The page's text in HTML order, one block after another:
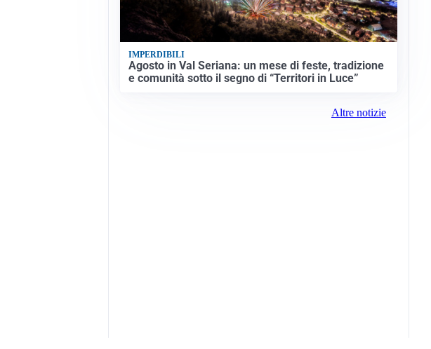
IMPERDIBILI
Agosto in Val Seriana: un mese di feste, tradizione
e comunità sotto il segno di “Territori in Luce”
Altre notizie